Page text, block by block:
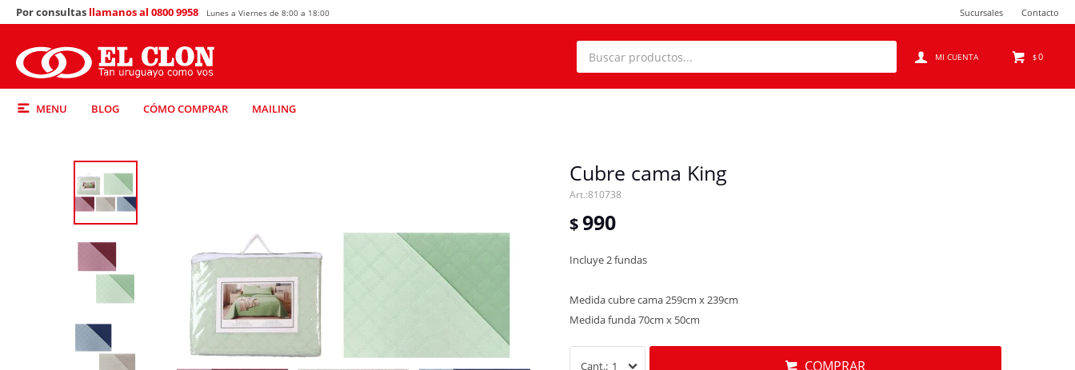
MENU BLOG CÓMO COMPRAR MAILING
$0
Por consultas llamanos al 0800 9958 Lunes a Viernes de 8:00 a 18:00 Sucursales Contacto
Cubre cama King
810738
$990
Incluye 2 fundas
Medida cubre cama 259cm x 239cm
Medida funda 70cm x 50cm
1 COMPRAR